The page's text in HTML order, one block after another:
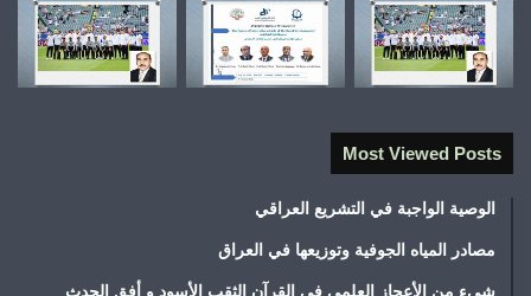
Most Viewed Posts
الوصية الواجبة في التشريع العراقي
مصادر المياه الجوفية وتوزيعها في العراق
شيء من الأعجاز العلمي في القرآن الثقب الأسود و أفق الحدث